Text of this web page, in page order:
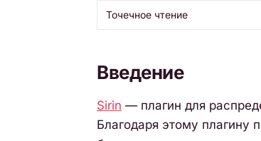
Точечное чтение
Введение
Sirin — плагин для
Благодаря этому плагину